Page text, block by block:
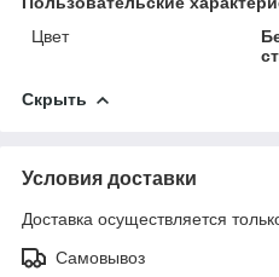
Цвет
Скрыть
Условия доставки
Доставка осуществляется
Самовывоз